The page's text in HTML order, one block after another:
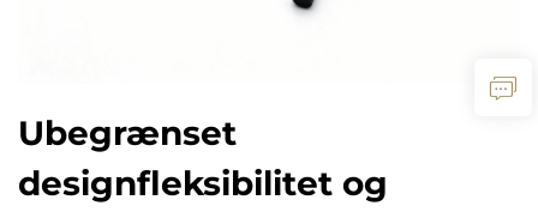
Ubegrænset
designfleksibilitet og